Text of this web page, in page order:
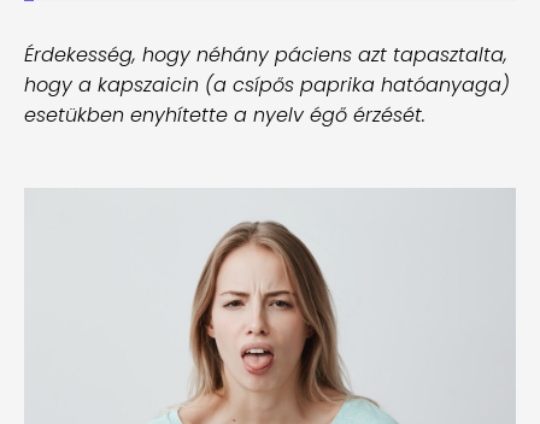
Érdekesség, hogy néhány páciens azt tapasztalta,
hogy a kapszaicin (a csípős paprika hatóanyaga)
esetükben enyhítette a nyelv égő érzését.